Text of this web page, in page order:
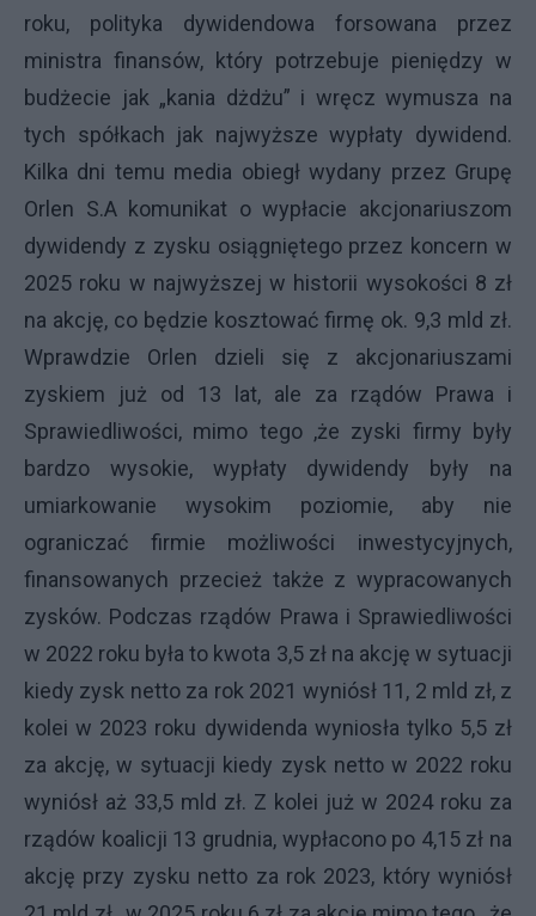
roku, polityka dywidendowa forsowana przez
ministra finansów, który potrzebuje pieniędzy w
budżecie jak „kania dżdżu” i wręcz wymusza na
tych spółkach jak najwyższe wypłaty dywidend.
Kilka dni temu media obiegł wydany przez Grupę
Orlen S.A komunikat o wypłacie akcjonariuszom
dywidendy z zysku osiągniętego przez koncern w
2025 roku w najwyższej w historii wysokości 8 zł
na akcję, co będzie kosztować firmę ok. 9,3 mld zł.
Wprawdzie Orlen dzieli się z akcjonariuszami
zyskiem już od 13 lat, ale za rządów Prawa i
Sprawiedliwości, mimo tego ,że zyski firmy były
bardzo wysokie, wypłaty dywidendy były na
umiarkowanie wysokim poziomie, aby nie
ograniczać firmie możliwości inwestycyjnych,
finansowanych przecież także z wypracowanych
zysków. Podczas rządów Prawa i Sprawiedliwości
w 2022 roku była to kwota 3,5 zł na akcję w sytuacji
kiedy zysk netto za rok 2021 wyniósł 11, 2 mld zł, z
kolei w 2023 roku dywidenda wyniosła tylko 5,5 zł
za akcję, w sytuacji kiedy zysk netto w 2022 roku
wyniósł aż 33,5 mld zł. Z kolei już w 2024 roku za
rządów koalicji 13 grudnia, wypłacono po 4,15 zł na
akcję przy zysku netto za rok 2023, który wyniósł